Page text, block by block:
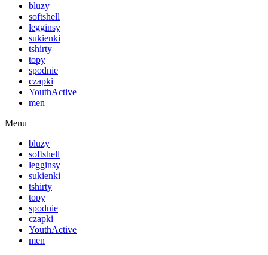
bluzy
softshell
legginsy
sukienki
tshirty
topy
spodnie
czapki
YouthActive
men
Menu
bluzy
softshell
legginsy
sukienki
tshirty
topy
spodnie
czapki
YouthActive
men